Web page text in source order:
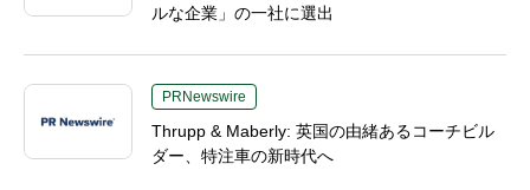
ルな企業」の一社に選出
PRNewswire
Thrupp & Maberly: 英国の由緒あるコーチビル
ダー、特注車の新時代へ